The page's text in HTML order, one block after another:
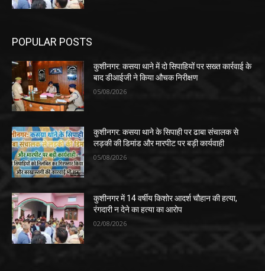
POPULAR POSTS
कुशीनगर: कसया थाने में दो सिपाहियों पर सख्त कार्रवाई के
बाद डीआईजी ने किया औचक निरीक्षण
05/08/2026
कुशीनगर: कसया थाने के सिपाही पर ढाबा संचालक से
लड़की की डिमांड और मारपीट पर बड़ी कार्यवाही
05/08/2026
कुशीनगर में 14 वर्षीय किशोर आदर्श चौहान की हत्या,
रंगदारी न देने का हत्या का आरोप
02/08/2026